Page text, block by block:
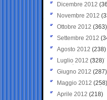
Dicembre 2012
Novembre 2012
Ottobre 2012 (363)
Settembre 2012
Agosto 2012 (238)
Luglio 2012 (328)
Giugno 2012 (287)
Maggio 2012 (258)
Aprile 2012 (218)